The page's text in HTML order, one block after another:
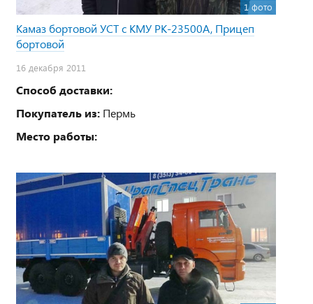
1 фото
Камаз бортовой УСТ с КМУ PK-23500А, Прицеп
бортовой
16 декабря 2011
Способ доставки:
Покупатель из: Пермь
Место работы: